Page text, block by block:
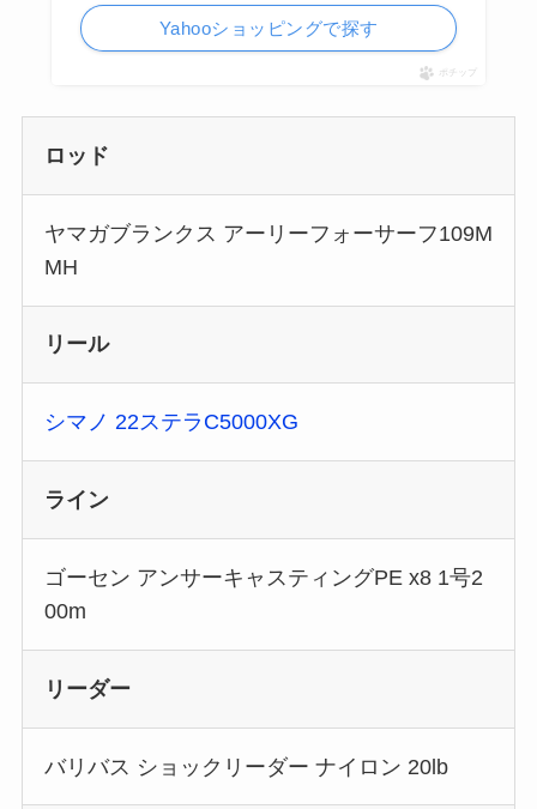
Yahooショッピングで探す
ポチップ
ロッド
ヤマガブランクス アーリーフォーサーフ109M
MH
リール
シマノ 22ステラC5000XG
ライン
ゴーセン アンサーキャスティングPE x8 1号2
00m
リーダー
バリバス ショックリーダー ナイロン 20lb